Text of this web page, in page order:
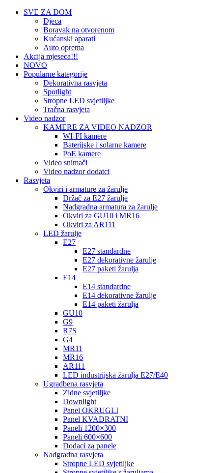
SVE ZA DOM
Djeca
Boravak na otvorenom
Kućanski aparati
Auto oprema
Akcija mjeseca!!!
NOVO
Popularne kategorije
Dekorativna rasvjeta
Spotlight
Stropne LED svjetiljke
Tračna rasvjeta
Video nadzor
KAMERE ZA VIDEO NADZOR
WI-FI kamere
Baterijske i solarne kamere
PoE kamere
Video snimači
Video nadzor dodatci
Rasvjeta
Okviri i armature za žarulje
Držač za E27 žarulje
Nadgradna armatura za žarulje
Okviri za GU10 i MR16
Okviri za AR111
LED žarulje
E27
E27 standardne
E27 dekorativne žarulje
E27 paketi žarulja
E14
E14 standardne
E14 dekorativne žarulje
E14 paketi žarulja
GU10
G9
R7S
G4
MR11
MR16
AR111
LED industrijska žarulja E27/E40
Ugradbena rasvjeta
Zidne svjetiljke
Downlight
Panel OKRUGLI
Panel KVADRATNI
Paneli 1200×300
Paneli 600×600
Dodaci za panele
Nadgradna rasvjeta
Stropne LED svjetiljke